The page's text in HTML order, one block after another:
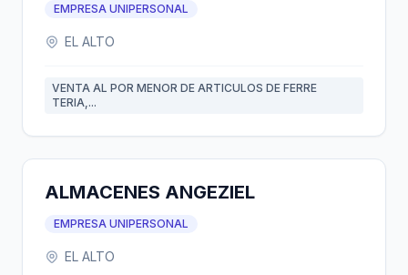
EMPRESA UNIPERSONAL
EL ALTO
VENTA AL POR MENOR DE ARTICULOS DE FERRE
TERIA,...
ALMACENES ANGEZIEL
EMPRESA UNIPERSONAL
EL ALTO